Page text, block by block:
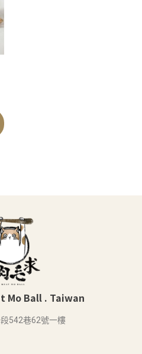
Mo Ball . Taiwan
542巷62號一樓